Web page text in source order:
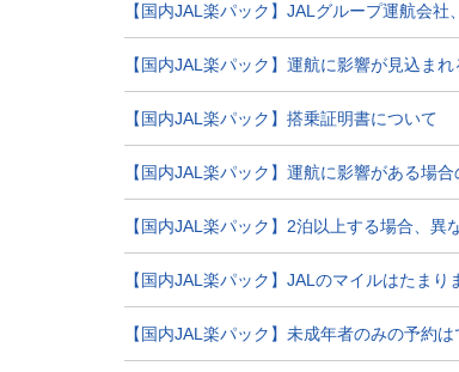
【国内JAL楽パック】JALグループ運航会
【国内JAL楽パック】運航に影響が見込ま
【国内JAL楽パック】搭乗証明書について
【国内JAL楽パック】運航に影響がある場
【国内JAL楽パック】2泊以上する場合、
【国内JAL楽パック】JALのマイルはたまり
【国内JAL楽パック】未成年者のみの予約は